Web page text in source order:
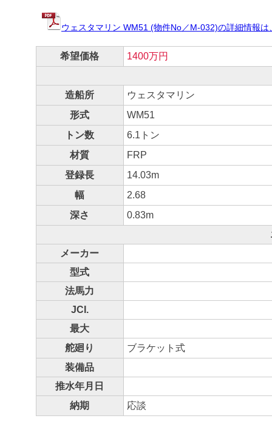
ウェスタマリン WM51 (物件No／M-032)の詳細情報
希望価格 1400万円
造船所
ウェスタマリン
形式
WM51
トン数
6.1トン
材質
FRP
登録長
14.03m
幅
2.68
深さ
0.83m
メーカー
型式
法馬力
JCI.
最大
舵廻り
ブラケット式
装備品
推水年月日
納期
応談